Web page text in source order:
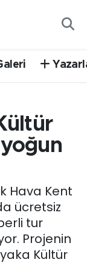
yoğun
Hava Kent
ücretsiz
tur
Projenin
Kültür